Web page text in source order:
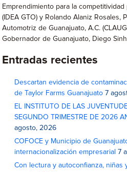
Emprendimiento para la
(IDEA GTO) y Rolando Alaniz Rosales,
Automotriz de Guanajuato, A.C.
Gobernador de Guanajuato, Diego
Entradas recientes
Descartan evidencia de
de Taylor Farms Guanajuato 7
EL INSTITUTO DE LAS
SEGUNDO TRIMESTRE DE 2026
agosto, 2026
COFOCE y Municipio de
internacionalización empresarial 7
Con lectura y autoconfianza,